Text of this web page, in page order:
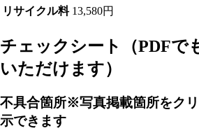
リサイクル料 13,580円
チェックシート
（PDF
いただけます）
不具合箇所※写真掲載箇所をク
示できます